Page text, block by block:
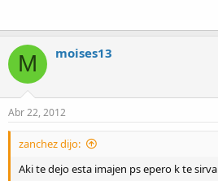
M moises13
Abr 22, 2012
zanchez dijo:
Aki te dejo esta imajen ps epero k te sirva